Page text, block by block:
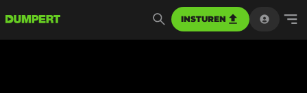
INSTUREN